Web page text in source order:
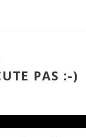
PAS :-)